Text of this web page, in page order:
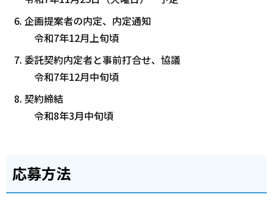
企画提案者の内定、内定通知
令和7年12月上旬頃
委託契約内定者と事前打合せ、協議
令和7年12月中旬頃
契約締結
令和8年3月中旬頃
応募方法